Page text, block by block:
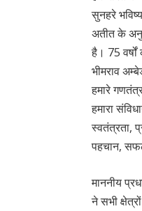
सुनहरे
अतीत के
है। 75
भीमराव
हमारे
हमारा
स्वतंत्रता,
पहचान,
माननीय
ने सभी